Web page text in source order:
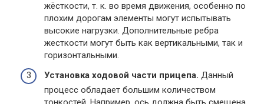
жёсткости, т. к. во время движения, особенно по
плохим дорогам элементы могут испытывать
высокие нагрузки. Дополнительные ребра
жесткости могут быть как вертикальными, так и
горизонтальными.
Установка ходовой части прицепа. Данный
процесс обладает большим количеством